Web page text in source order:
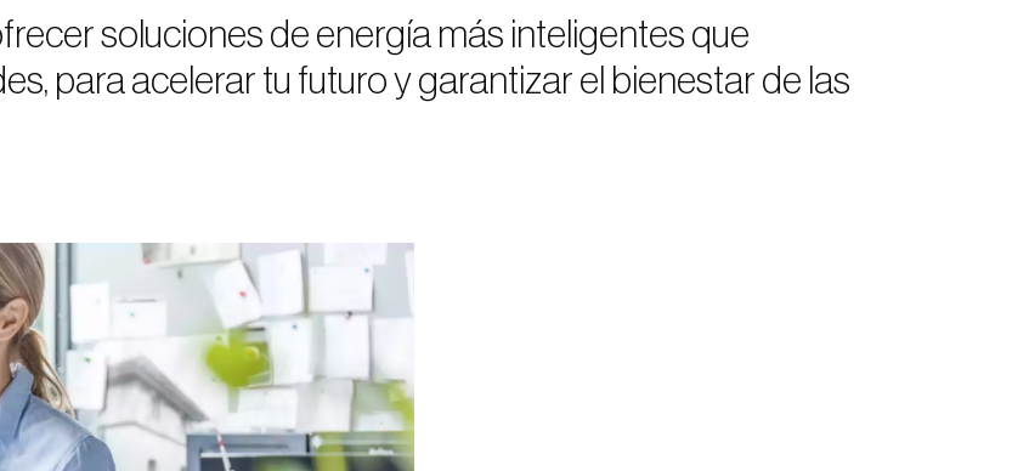
soluciones de energía más inteligentes que
para acelerar tu futuro y garantizar el bienestar de las